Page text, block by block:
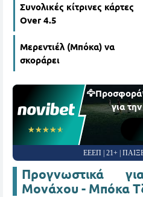
Συνολικές κίτρινες κάρτες
Over 4.5
Μερεντιέλ (Μπόκα) να
σκοράρει
☆☆☆☆☆
★★★★★
για
ΕΕΕΠ | 21+ |
Προγνωστικά
Μονάχου - Μπόκα